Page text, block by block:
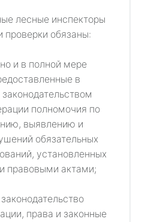
лесные инспекторы
проверки обязаны:
и в полной мере
в
полномочия по
выявлению и
обязательных
установленных
правовыми актами;
права и законные